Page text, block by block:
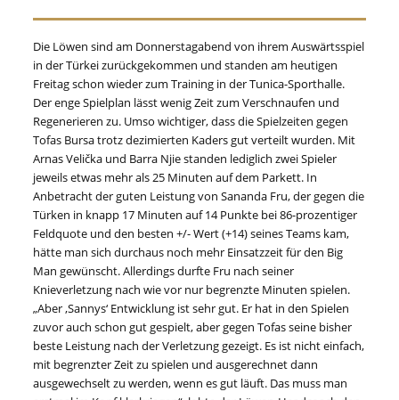
Die Löwen sind am Donnerstagabend von ihrem Auswärtsspiel
in der Türkei zurückgekommen und standen am heutigen
Freitag schon wieder zum Training in der Tunica-Sporthalle.
Der enge Spielplan lässt wenig Zeit zum Verschnaufen und
Regenerieren zu. Umso wichtiger, dass die Spielzeiten gegen
Tofas Bursa trotz dezimierten Kaders gut verteilt wurden. Mit
Arnas Velička und Barra Njie standen lediglich zwei Spieler
jeweils etwas mehr als 25 Minuten auf dem Parkett. In
Anbetracht der guten Leistung von Sananda Fru, der gegen die
Türken in knapp 17 Minuten auf 14 Punkte bei 86-prozentiger
Feldquote und den besten +/- Wert (+14) seines Teams kam,
hätte man sich durchaus noch mehr Einsatzzeit für den Big
Man gewünscht. Allerdings durfte Fru nach seiner
Knieverletzung nach wie vor nur begrenzte Minuten spielen.
„Aber ,Sannys‘ Entwicklung ist sehr gut. Er hat in den Spielen
zuvor auch schon gut gespielt, aber gegen Tofas seine bisher
beste Leistung nach der Verletzung gezeigt. Es ist nicht einfach,
mit begrenzter Zeit zu spielen und ausgerechnet dann
ausgewechselt zu werden, wenn es gut läuft. Das muss man